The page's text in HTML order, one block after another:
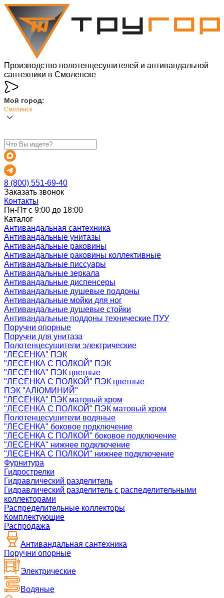
Производство полотенцесушителей и антивандальной
сантехники в Смоленске
Мой город:
Смоленск
8 (800) 551-69-40
Заказать звонок
Контакты
Пн-Пт с 9:00 до 18:00
Каталог
Антивандальная сантехника
Антивандальные унитазы
Антивандальные раковины
Антивандальные раковины коллективные
Антивандальные писсуары
Антивандальные зеркала
Антивандальные диспенсеры
Антивандальные душевые поддоны
Антивандальные мойки для ног
Антивандальные душевые стойки
Антивандальные поддоны технические ПУУ
Поручни опорные
Поручни для унитаза
Полотенцесушители электрические
"ЛЕСЕНКА" ПЭК
"ЛЕСЕНКА С ПОЛКОЙ" ПЭК
"ЛЕСЕНКА" ПЭК цветные
"ЛЕСЕНКА С ПОЛКОЙ" ПЭК цветные
ПЭК "АЛЮМИНИЙ"
"ЛЕСЕНКА" ПЭК матовый хром
"ЛЕСЕНКА С ПОЛКОЙ" ПЭК матовый хром
Полотенцесушители водяные
"ЛЕСЕНКА" боковое подключение
"ЛЕСЕНКА С ПОЛКОЙ" боковое подключение
"ЛЕСЕНКА" нижнее подключение
"ЛЕСЕНКА С ПОЛКОЙ" нижнее подключение
Фурнитура
Гидрострелки
Гидравлический разделитель
Гидравлический разделитель с распеделительными
коллекторами
Распределительные коллекторы
Комплектующие
Распродажа
Антивандальная сантехника
Поручни опорные
Электрические
Водяные